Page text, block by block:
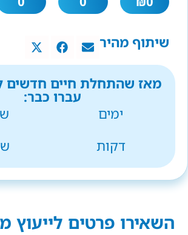
שיתוף מהיר
מאז שהתחלת חיים חדשים
עברו כבר:
ימים
דקות
השאירו פרטים לייעוץ